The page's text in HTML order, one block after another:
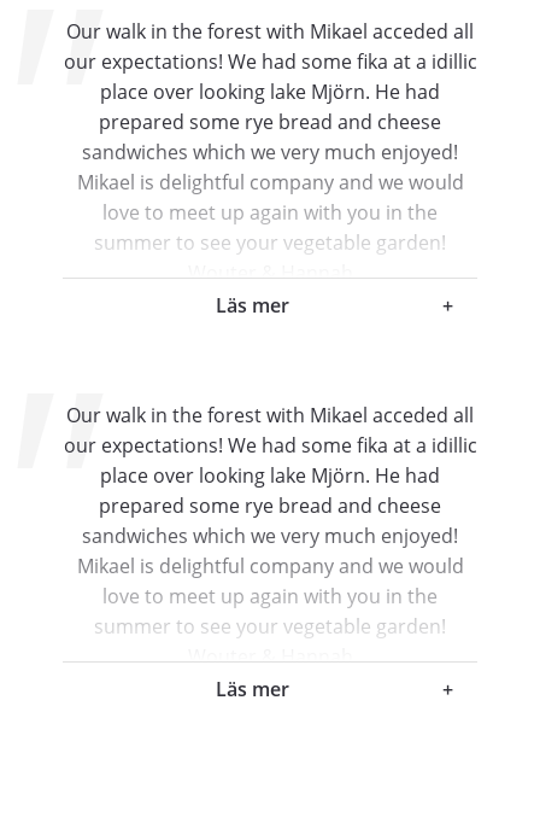
Our walk in the forest with Mikael acceded all
our expectations! We had some fika at a idillic
place over looking lake Mjörn. He had
prepared some rye bread and cheese
sandwiches which we very much enjoyed!
Mikael is delightful company and we would
love to meet up again with you in the
summer to see your vegetable garden!
Wouter & Hannah
Hannah & Wouter
Läs mer +
Our walk in the forest with Mikael acceded all
our expectations! We had some fika at a idillic
place over looking lake Mjörn. He had
prepared some rye bread and cheese
sandwiches which we very much enjoyed!
Mikael is delightful company and we would
love to meet up again with you in the
summer to see your vegetable garden!
Wouter & Hannah
Hannah & Wouter
Läs mer +